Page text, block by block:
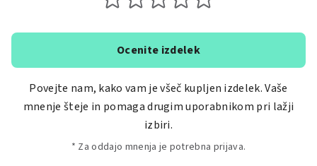
Ocenite izdelek
Povejte nam, kako vam je všeč kupljen izdelek. Vaše
mnenje šteje in pomaga drugim uporabnikom pri lažji
izbiri.
* Za oddajo mnenja je potrebna prijava.